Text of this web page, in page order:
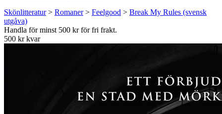
Skönlitteratur> Romaner> Feelgood > Break My Rules (svensk
utgåva)
Handla för minst 500 kr för fri frakt.
500 kr kvar